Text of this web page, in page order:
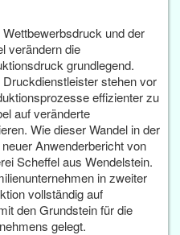
und der
verändern die
grundlegend.
stehen vor
effizienter zu
auf veränderte
Wie dieser Wandel in der
Anwenderbericht von
Scheffel aus Wendelstein.
in zweiter
vollständig auf
den Grundstein für die
gelegt.